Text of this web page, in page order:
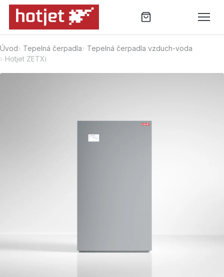
Úvod Tepelná čerpadla
Tepelná čerpadla vzduch-voda
Hotjet ZETXi